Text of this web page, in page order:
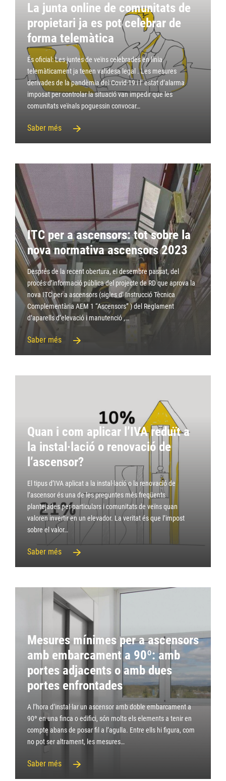
La junta online de comunitats de
propietari ja es pot celebrar de
forma telemàtica
És oficial: Les juntes de veïns celebrades en línia
telemàticament ja tenen validesa legal . Les mesures
derivades de la pandèmia del Covid-19 i l’ estat d’alarma
imposat per controlar la situació van impedir que les
comunitats veïnals poguessin convocar…
Saber més
ITC per a ascensors: tot sobre la
nova normativa ascensors 2023
Després de la recent obertura, el desembre passat, del
procés d’informació pública del projecte de RD que aprova la
nova ITC per a ascensors (sigles d’ Instrucció Tècnica
Complementària AEM 1 “Ascensors” ) del Reglament
d’aparells d’elevació i manutenció ,…
Saber més
Quan i com aplicar l’IVA reduït a
la instal·lació o renovació de
l’ascensor?
El tipus d’IVA aplicat a la instal·lació o la renovació de
l’ascensor és una de les preguntes més freqüents
plantejades per particulars i comunitats de veïns quan
valoren invertir en un elevador. La veritat és que l’impost
sobre el valor…
Saber més
Mesures mínimes per a ascensors
amb embarcament a 90º: amb
portes adjacents o amb dues
portes enfrontades
A l’hora d’instal·lar un ascensor amb doble embarcament a
90º en una finca o edifici, són molts els elements a tenir en
compte abans de posar fil a l’agulla. Entre ells hi figura, com
no pot ser altrament, les mesures…
Saber més